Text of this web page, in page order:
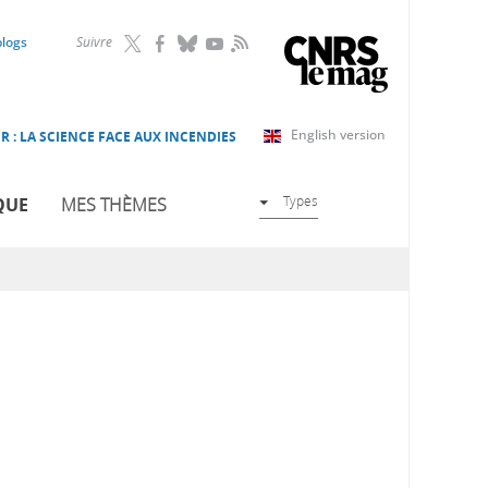
Suivre RSS
English version
: LA SCIENCE FACE AUX INCENDIES
MES THÈMES Types